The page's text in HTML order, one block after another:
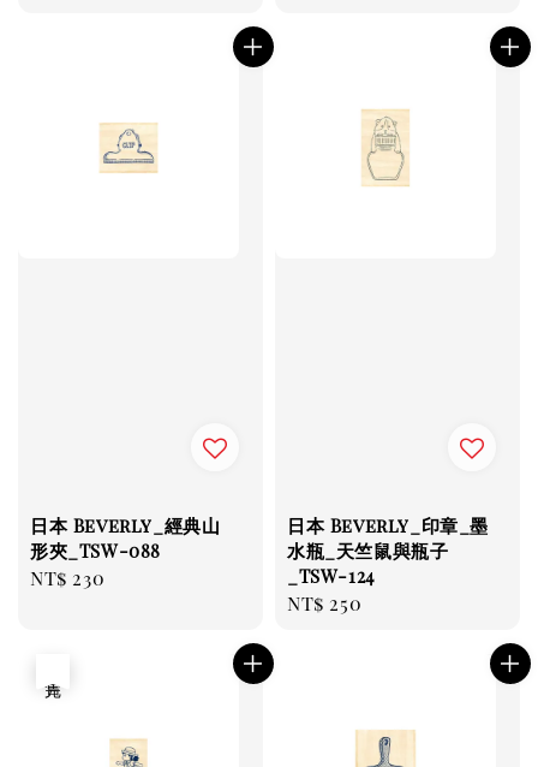
日本 Beverly_經典山
形夾_TSW-088
Regular
NT$ 230
日本 Beverly_印章_墨
水瓶_天竺鼠與瓶子
_TSW-124
Regular
NT$ 250